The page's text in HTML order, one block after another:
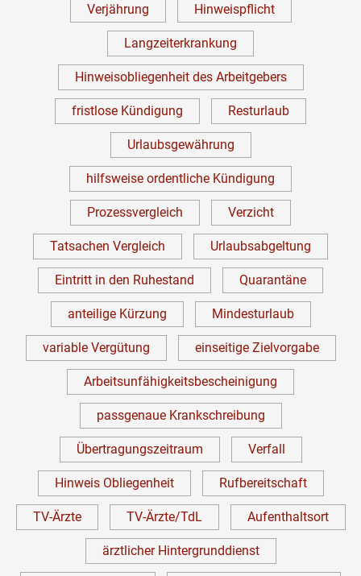
Verjährung Hinweispflicht
Langzeiterkrankung
Hinweisobliegenheit des Arbeitgebers
fristlose Kündigung Resturlaub
Urlaubsgewährung
hilfsweise ordentliche Kündigung
Prozessvergleich Verzicht
Tatsachen Vergleich Urlaubsabgeltung
Eintritt in den Ruhestand Quarantäne
anteilige Kürzung Mindesturlaub
variable Vergütung einseitige Zielvorgabe
Arbeitsunfähigkeitsbescheinigung
passgenaue Krankschreibung
Übertragungszeitraum Verfall
Hinweis Obliegenheit Rufbereitschaft
TV-Ärzte TV-Ärzte/TdL Aufenthaltsort
ärztlicher Hintergrunddienst